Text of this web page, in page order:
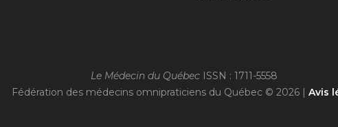
Le Médecin du Québec ISSN : 1711-5558
Fédération des médecins omnipraticiens du Québec © 2026 | Avis